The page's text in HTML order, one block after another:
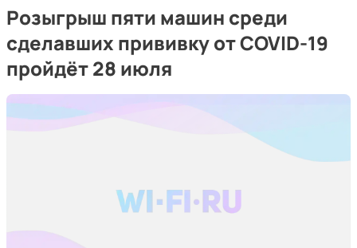
Розыгрыш пяти машин среди
сделавших прививку от COVID-19
пройдёт 28 июля